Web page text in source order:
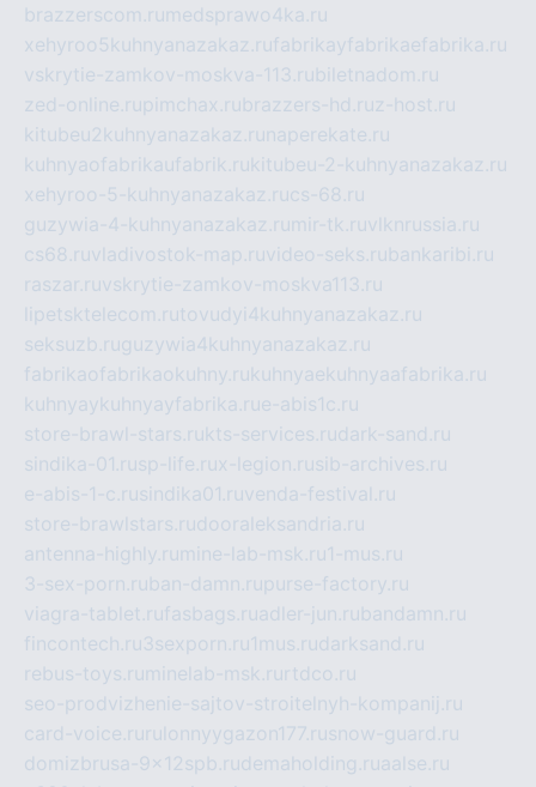
brazzerscom.ru medsprawo4ka.ru
xehyroo5kuhnyanazakaz.rufabrikayfabrikaefabrika.ru
vskrytie-zamkov-moskva-113.rubiletnadom.ru
zed-online.rupimchax.rubrazzers-hd.ruz-host.ru
kitubeu2kuhnyanazakaz.ru naperekate.ru
kuhnyaofabrikaufabrik.rukitubeu-2-kuhnyanazakaz.ru
xehyroo-5-kuhnyanazakaz.rucs-68.ru
guzywia-4-kuhnyanazakaz.ru mir-tk.ruvlknrussia.ru
cs68.ruvladivostok-map.ruvideo-seks.rubankaribi.ru
raszar.ruvskrytie-zamkov-moskva113.ru
lipetsktelecom.rutovudyi4kuhnyanazakaz.ru
seksuzb.ruguzywia4kuhnyanazakaz.ru
fabrikaofabrikaokuhny.rukuhnyaekuhnyaafabrika.ru
kuhnyaykuhnyayfabrika.rue-abis1c.ru
store-brawl-stars.rukts-services.rudark-sand.ru
sindika-01.rusp-life.rux-legion.rusib-archives.ru
e-abis-1-c.rusindika01.ruvenda-festival.ru
store-brawlstars.rudooraleksandria.ru
antenna-highly.ru mine-lab-msk.ru1-mus.ru
3-sex-porn.ruban-damn.rupurse-factory.ru
viagra-tablet.rufasbags.ruadler-jun.rubandamn.ru
fincontech.ru3sexporn.ru1mus.rudarksand.ru
rebus-toys.ru minelab-msk.ru rtdco.ru
seo-prodvizhenie-sajtov-stroitelnyh-kompanij.ru
card-voice.ru rulonnyygazon177.rusnow-guard.ru
domizbrusa-9x12spb.rudemaholding.ruaalse.ru